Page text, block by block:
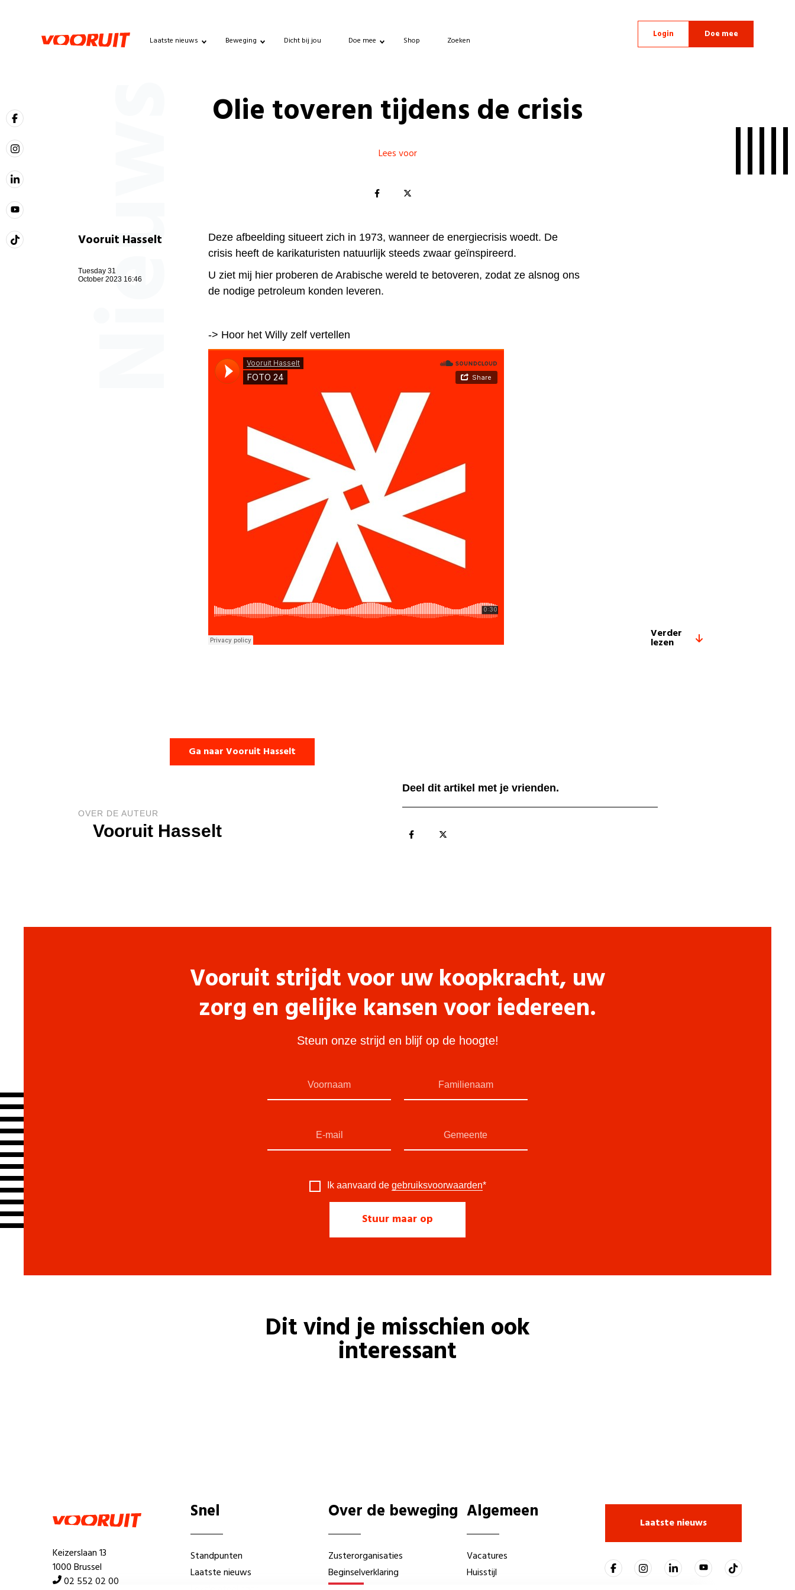
Laatste nieuws Beweging Dicht bij jou Doe mee Shop Zoeken
Login Doe mee
NieuwsOlie toveren tijdens de crisis
Lees voor
Vooruit Hasselt
Tuesday 31
October 2023 16:46
Deze afbeelding situeert zich in 1973, wanneer de energiecrisis woedt. De
crisis heeft de karikaturisten natuurlijk steeds zwaar geïnspireerd.
U ziet mij hier proberen de Arabische wereld te betoveren, zodat ze alsnog ons
de nodige petroleum konden leveren.
-> Hoor het Willy zelf vertellen
Verder
lezen
Ga naar Vooruit Hasselt
OVER DE AUTEUR
Vooruit Hasselt
Deel dit artikel met je vrienden.
Vooruit strijdt voor uw koopkracht, uw
zorg en gelijke kansen voor iedereen.
Steun onze strijd en blijf op de hoogte!
Ik aanvaard de gebruiksvoorwaarden*
Dit vind je misschien ook
interessant
Keizerslaan 13
1000 Brussel
02 552 02 00
Snel
Standpunten
Laatste nieuws
Over de beweging
Zusterorganisaties
Beginselverklaring
Algemeen
Vacatures
Huisstijl
Laatste nieuws